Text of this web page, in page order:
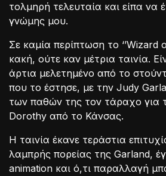
τολμηρή τελευταία και είπα
γνώμης μου.
Σε καμία περίπτωση το ‘’Wizard
κακή, ούτε καν μέτρια ταινία.
άρτια μελετημένο από το
που το έστησε, με την Judy
των παθών της τον τάραχο για
Dorothy από το Κάνσας.
Η ταινία έκανε τεράστια
λαμπρής πορείας της Garland,
animation και ό,τι παραλλαγή